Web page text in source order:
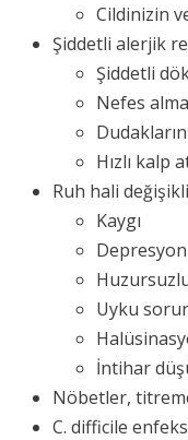
Cildinizin
Şiddetli alerjik
Şiddetli
Nefes
Hızlı kalp
Ruh hali
Kaygı
Depresyon
Uyku
İntihar
Nöbetler,
C. difficile